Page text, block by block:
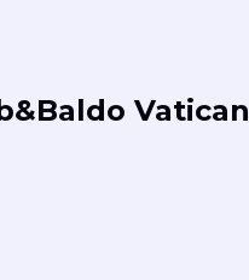
Vatican